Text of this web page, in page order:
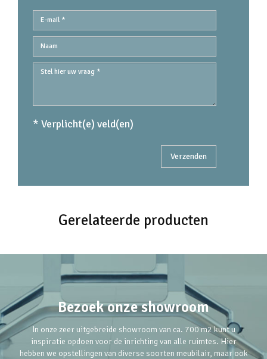
* Verplicht(e) veld(en)
Gerelateerde producten
Bezoek onze showroom
In onze zeer uitgebreide showroom van ca. 700 m2 kunt u
inspiratie opdoen voor de inrichting van alle ruimtes. Hier
hebben we opstellingen van diverse soorten meubilair, maar ook